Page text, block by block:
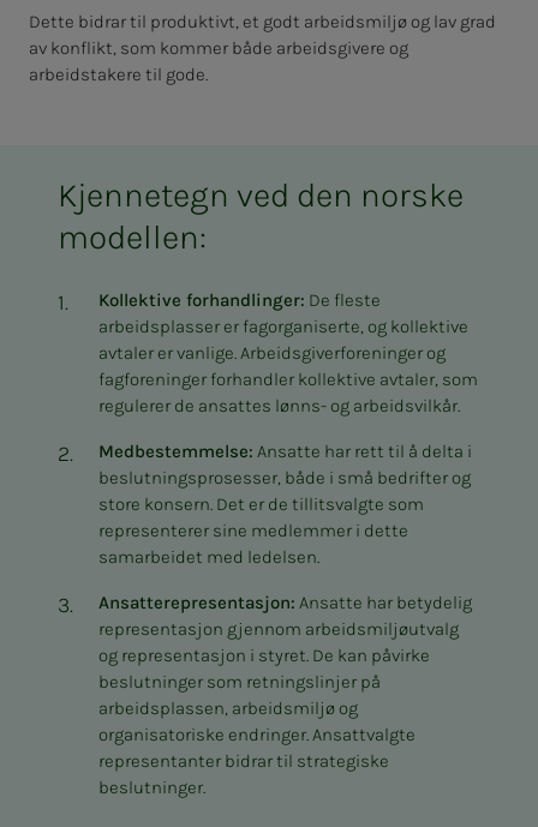
Dette bidrar til produktivt, et godt arbeidsmiljø og lav grad
av konflikt, som kommer både arbeidsgivere og
arbeidstakere til gode.
Kjennetegn ved den norske
modellen:
Kollektive forhandlinger: De fleste
arbeidsplasser er fagorganiserte, og kollektive
avtaler er vanlige. Arbeidsgiverforeninger og
fagforeninger forhandler kollektive avtaler, som
regulerer de ansattes lønns- og arbeidsvilkår.
Medbestemmelse: Ansatte har rett til å delta i
beslutningsprosesser, både i små bedrifter og
store konsern. Det er de tillitsvalgte som
representerer sine medlemmer i dette
samarbeidet med ledelsen.
Ansatterepresentasjon: Ansatte har betydelig
representasjon gjennom arbeidsmiljøutvalg
og representasjon i styret. De kan påvirke
beslutninger som retningslinjer på
arbeidsplassen, arbeidsmiljø og
organisatoriske endringer. Ansattvalgte
representanter bidrar til strategiske
beslutninger.